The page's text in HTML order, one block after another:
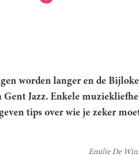
worden langer en de
Gent Jazz. Enkele
tips over wie je zeker
Emilie De